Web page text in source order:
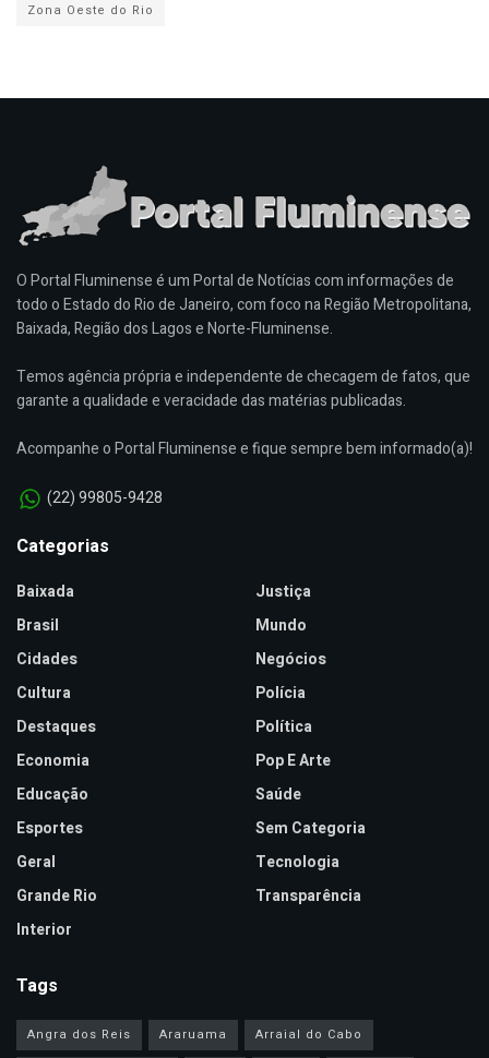
Zona Oeste do Rio
O Portal Fluminense é um Portal de Notícias com informações de
todo o Estado do Rio de Janeiro, com foco na Região Metropolitana,
Baixada, Região dos Lagos e Norte-Fluminense.
Temos agência própria e independente de checagem de fatos, que
garante a qualidade e veracidade das matérias publicadas.
Acompanhe o Portal Fluminense e fique sempre bem informado(a)!
(22) 99805-9428
Categorias
Baixada
Brasil
Cidades
Cultura
Destaques
Economia
Educação
Esportes
Geral
Grande Rio
Interior
Justiça
Mundo
Negócios
Polícia
Política
Pop E Arte
Saúde
Sem Categoria
Tecnologia
Transparência
Tags
Angra dos Reis Araruama
Arraial do Cabo